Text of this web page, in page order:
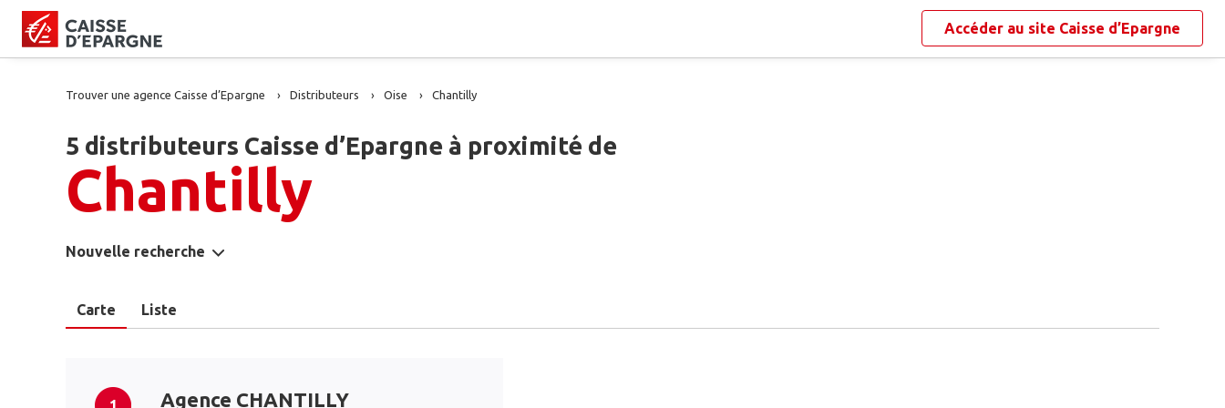
Accéder au site Caisse d’Epargne
Trouver une agence Caisse d’Epargne Distributeurs Oise Chantilly
5 distributeurs Caisse d’Epargne à proximité de
Chantilly
Nouvelle recherche
Carte Liste
Agence CHANTILLY